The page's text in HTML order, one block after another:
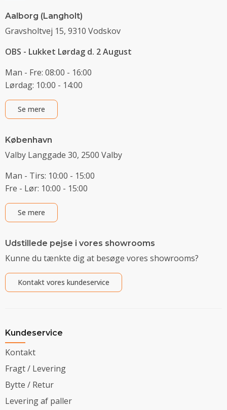
Aalborg (Langholt)
Gravsholtvej 15, 9310 Vodskov
OBS - Lukket Lørdag d. 2 August
Man - Fre: 08:00 - 16:00
Lørdag: 10:00 - 14:00
Se mere
København
Valby Langgade 30, 2500 Valby
Man - Tirs: 10:00 - 15:00
Fre - Lør: 10:00 - 15:00
Se mere
Udstillede pejse i vores showrooms
Kunne du tænkte dig at besøge vores showrooms?
Kontakt vores kundeservice
Kundeservice
Kontakt
Fragt / Levering
Bytte / Retur
Levering af paller